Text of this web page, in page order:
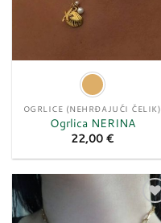
OGRLICE (NEHRĐAJUĆI ČELIK)
Ogrlica NERINA
22,00 €
Dodaj